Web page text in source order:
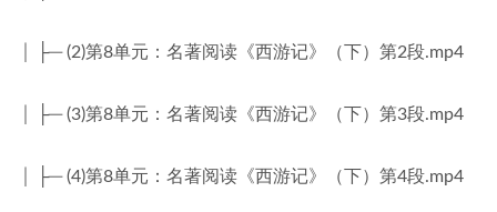
│ ├─ (2)第8单元：名著阅读《西游记》（下）第2段.mp4
│ ├─ (3)第8单元：名著阅读《西游记》（下）第3段.mp4
│ ├─ (4)第8单元：名著阅读《西游记》（下）第4段.mp4